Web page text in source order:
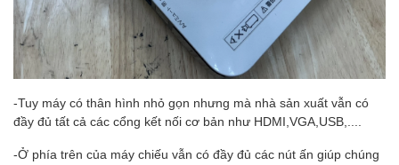
-Tuy máy có thân hình nhỏ gọn nhưng mà nhà sản xuất vẫn có
đầy đủ tất cả các cổng kết nối cơ bản như HDMI,VGA,USB,....
-Ở phía trên của máy chiếu vẫn có đầy đủ các nút ấn giúp chúng